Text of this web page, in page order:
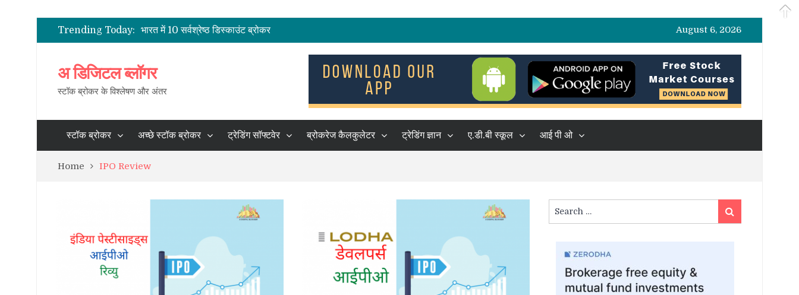
Trending Today:
2021 के लिए भारत में पूर्ण सेवा सर्वश्रेष्ठ शेयर ब्रोकर
भारत में 10 सर्वश्रेष्ठ डिस्काउंट ब्रोकर
भारत में सबसे कम ब्रोकरेज चार्ज
भारत के शेयर दलाल
August 6, 2026
अ डिजिटल ब्लॉगर
स्टॉक ब्रोकर के विश्लेषण और अंतर
स्टॉक ब्रोकर अच्छे स्टॉक ब्रोकर ट्रेडिंग सॉफ्टवेर ब्रोकरेज कैलकुलेटर ट्रेडिंग ज्ञान ए.डी.बी स्कूल आई पी ओ
Home IPO Review
Search
for:
Search